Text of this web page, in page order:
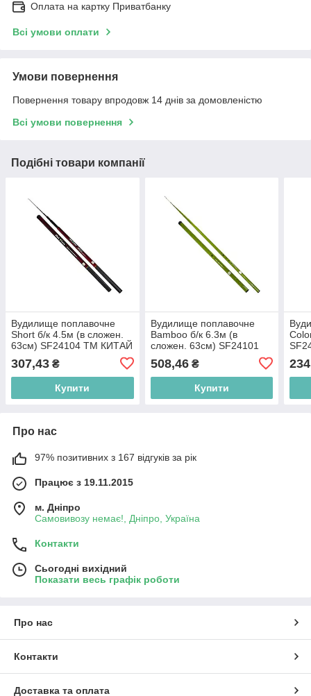
Оплата на картку Приватбанку
Всі умови оплати
Умови повернення
Повернення товару впродовж 14 днів за домовленістю
Всі умови повернення
Подібні товари компанії
Вудилище поплавочне
Short б/к 4.5м (в сложен.
63см) SF24104 ТМ КИТАЙ
307,43 ₴
Купити
Вудилище поплавочне
Bamboo б/к 6.3м (в
сложен. 63см) SF24101
508,46₴
Купити
Про нас
97% позитивних з 167 відгуків за рік
Працює з 19.11.2015
м. Дніпро
Самовивозу немає!, Дніпро, Україна
Контакти
Сьогодні вихідний
Показати весь графік роботи
Про нас
Контакти
Доставка та оплата